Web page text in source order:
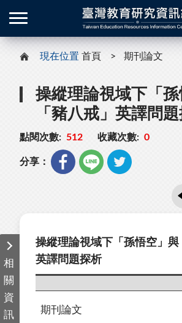
現在位置 首頁 期刊論文
操縱理論視域下「
「豬八戒」英譯問
點閱次數: 512 收藏次數: 0
分享：
相
關
資
訊
操縱理論視域下「孫悟空」與
英譯問題探析
期刊論文